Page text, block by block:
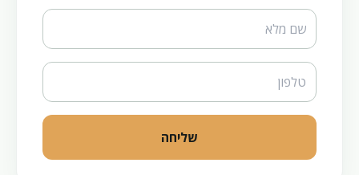
Website
שליחה